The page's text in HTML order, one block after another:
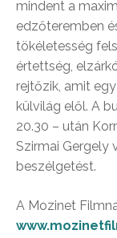
mindent a
edzőteremben
tökéletesség
értettség,
rejtőzik, amit
külvilág elől. A
20.30 – után
Szirmai Gergely
beszélgetést.
A Mozinet